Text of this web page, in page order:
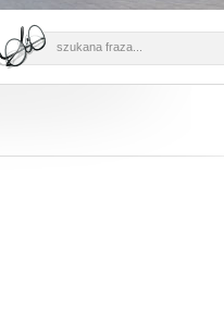
szukana fraza...